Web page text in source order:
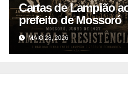
Cartas de Lampião
prefeito de Mossoró
MAIO 28, 2026